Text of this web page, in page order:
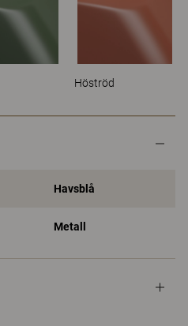
Höströd
Havsblå
Metall